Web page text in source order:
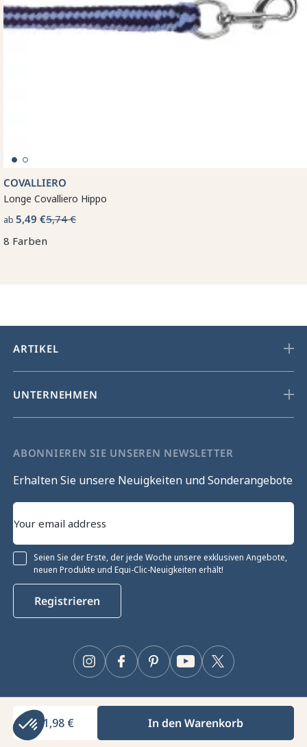
21,98 € In den Warenkorb
COVALLIERO
Longe Covalliero Hippo
ab 5,49 €5,74 €
8 Farben
ARTIKEL
UNTERNEHMEN
ABONNIEREN SIE UNSEREN NEWSLETTER
Erhalten Sie unsere Neuigkeiten und Sonderangebote
Seien Sie der Erste, der jede Woche unsere exklusiven Angebote,
neuen Produkte und Equi-Clic-Neuigkeiten erhält!
Registrieren
Facebook Twitter
YouTube
Pinterest
Instagram
Equiclic © 2026